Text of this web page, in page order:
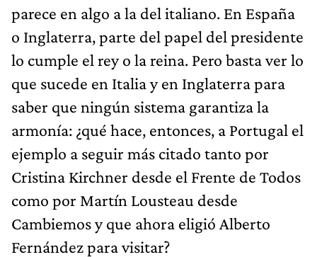
parece en algo a la del italiano. En España
o Inglaterra, parte del papel del presidente
lo cumple el rey o la reina. Pero basta ver lo
que sucede en Italia y en Inglaterra para
saber que ningún sistema garantiza la
armonía: ¿qué hace, entonces, a Portugal el
ejemplo a seguir más citado tanto por
Cristina Kirchner desde el Frente de Todos
como por Martín Lousteau desde
Cambiemos y que ahora eligió Alberto
Fernández para visitar?